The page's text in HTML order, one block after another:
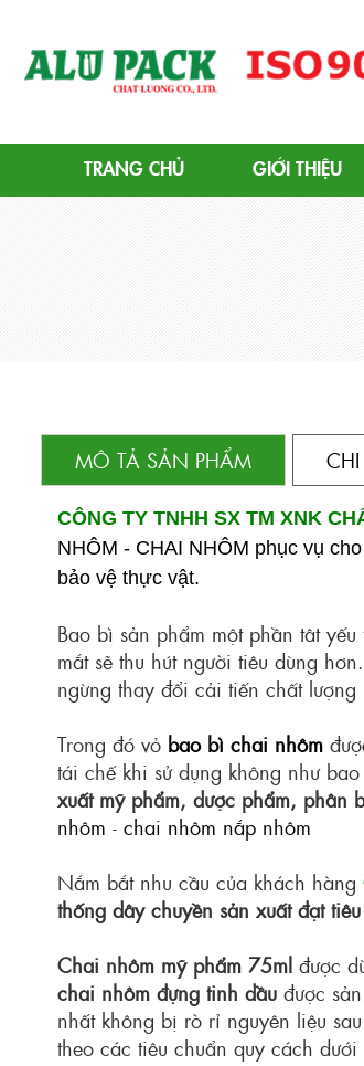
Alupack - Bao Bì
TRANG CHỦ GIỚI THIỆU
MÔ TẢ SẢN PHẨM
CÔNG TY TNHH SX TM XNK
NHÔM - CHAI NHÔM phục vụ
bảo vệ thực vật.
Bao bì sản phẩm một phần tât
mắt sẽ thu hút người tiêu dùng
ngừng thay đổi cải tiến chất lượng
Trong đó vỏ bao bì chai nhôm
tái chế khi sử dụng không như
xuất mỹ phẩm, dược phẩm, phân
nhôm - chai nhôm nắp nhôm
Nắm bắt nhu cầu của khách hàng
thống dây chuyền sản xuất đạt
Chai nhôm mỹ phẩm 75ml được
chai nhôm đựng tinh dầu được
nhất không bị rò rỉ nguyên liệu
theo các tiêu chuẩn quy cách dưới